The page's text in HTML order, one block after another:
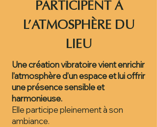
PARTICIPENT À
L’ATMOSPHÈRE DU
LIEU
Une création vibratoire vient enrichir
l’atmosphère d’un espace et lui offrir
une présence sensible et
harmonieuse.
Elle participe pleinement à son
ambiance.